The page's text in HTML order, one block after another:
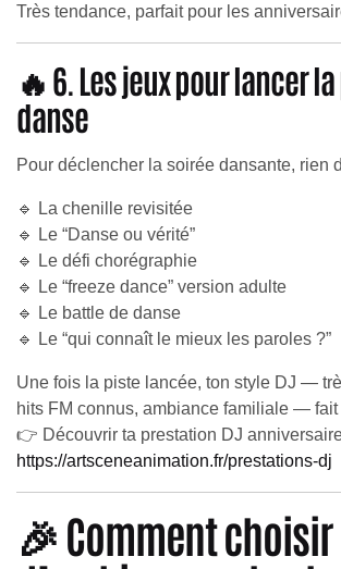
Très tendance, parfait pour les
🔥 6. Les jeux pour lancer
danse
Pour déclencher la soirée dansante, rien
🔹 La chenille revisitée
🔹 Le “Danse ou vérité”
🔹 Le défi chorégraphie
🔹 Le “freeze dance” version adulte
🔹 Le battle de danse
🔹 Le “qui connaît le mieux les paroles ?”
Une fois la piste lancée, ton style DJ —
hits FM connus, ambiance familiale — fait
👉 Découvrir ta prestation DJ
https://artsceneanimation.fr/prestations-dj
🎉 Comment